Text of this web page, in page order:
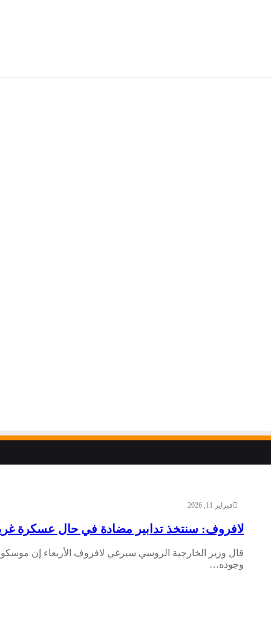
فبراير 11, 2026
لافروف: سنتخذ تدابير مضادة في حال عسكرة
قال وزير الخارجية الروسي سيرغي لافروف الأربعاء إن موسكو
وجوده…